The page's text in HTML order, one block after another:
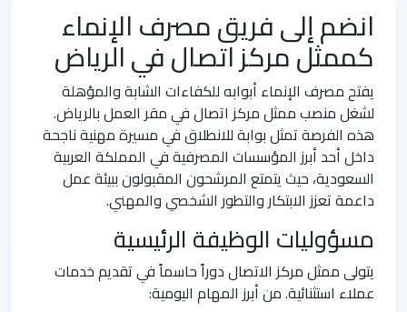
انضم إلى فريق مصرف الإنماء
كممثل مركز اتصال في الرياض
يفتح مصرف الإنماء أبوابه للكفاءات الشابة والمؤهلة
لشغل منصب ممثل مركز اتصال في مقر العمل بالرياض.
هذه الفرصة تمثل بوابة للانطلاق في مسيرة مهنية ناجحة
داخل أحد أبرز المؤسسات المصرفية في المملكة العربية
السعودية، حيث يتمتع المرشحون المقبولون ببيئة عمل
داعمة تعزز الابتكار والتطور الشخصي والمهني.
مسؤوليات الوظيفة الرئيسية
يتولى ممثل مركز الاتصال دوراً حاسماً في تقديم خدمات
عملاء استثنائية. من أبرز المهام اليومية: